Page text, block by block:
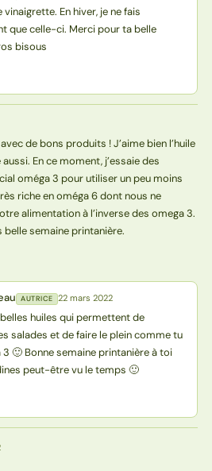
En hiver, je ne fais
que celle-ci. Merci pour ta belle
bisous
de bons produits ! J’aime bien l’huile
En ce moment, j’essaie des
oméga 3 pour utiliser un peu moins
riche en oméga 6 dont nous ne
alimentation à l’inverse des omega 3.
semaine printanière.
AUTRICE 22 mars 2022
belles huiles qui permettent de
salades et de faire le plein comme tu
3 🙂 Bonne semaine printanière à toi
peut-être vu le temps 🙂